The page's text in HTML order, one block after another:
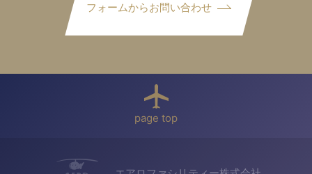
フォームからお問い合わせ
page top